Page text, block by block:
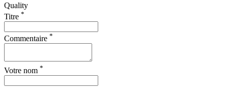
Quality
Titre *
Commentaire *
Votre nom *